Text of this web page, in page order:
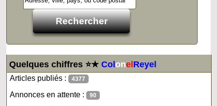
Quelques chiffres ⭐★ColonelReyel
Articles publiés : 4377
Annonces en attente : 90